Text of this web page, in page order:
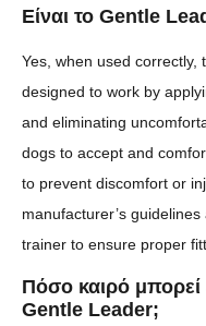
Είναι το Gentle
Yes, when used correctly,
designed to work by
and eliminating
dogs to accept and
to prevent discomfort or
manufacturer’s
trainer to ensure proper
Πόσο καιρό
Gentle Leader;